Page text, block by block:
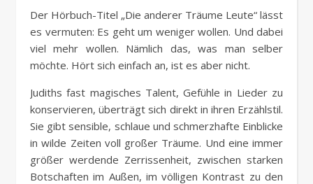
Der Hörbuch-Titel „Die anderer Träume Leute“ lässt
es vermuten: Es geht um weniger wollen. Und dabei
viel mehr wollen. Nämlich das, was man selber
möchte. Hört sich einfach an, ist es aber nicht.
Judiths fast magisches Talent, Gefühle in Lieder zu
konservieren, überträgt sich direkt in ihren Erzählstil.
Sie gibt sensible, schlaue und schmerzhafte Einblicke
in wilde Zeiten voll großer Träume. Und eine immer
größer werdende Zerrissenheit, zwischen starken
Botschaften im Außen, im völligen Kontrast zu den